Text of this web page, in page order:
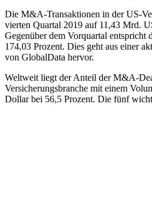
Die M&A-Transaktionen in der US-
vierten Quartal 2019 auf 11,43 Mrd.
Gegenüber dem Vorquartal entspricht
174,03 Prozent. Dies geht aus einer
von GlobalData hervor.
Weltweit liegt der Anteil der M&A-
Versicherungsbranche mit einem
Dollar bei 56,5 Prozent. Die fünf